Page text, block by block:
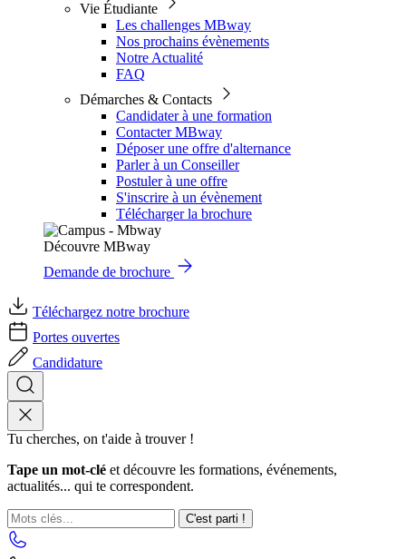
Vie Étudiante
Les challenges MBway
Nos prochains évènements
Notre Actualité
FAQ
Démarches & Contacts
Candidater à une formation
Contacter MBway
Déposer une offre d'alternance
Parler à un Conseiller
Postuler à une offre
S'inscrire à un évènement
Télécharger la brochure
Découvre MBway
Demande de brochure
Téléchargez notre brochure
Portes ouvertes
Candidature
Tu cherches, on t'aide à trouver !
Tape un mot-clé et découvre les formations, événements,
actualités... qui te correspondent.
C'est parti !